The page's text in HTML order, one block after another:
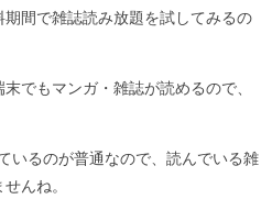
間で雑誌読み放題を試してみるの
でもマンガ・雑誌が読めるので、
いるのが普通なので、読んでいる雑
んね。